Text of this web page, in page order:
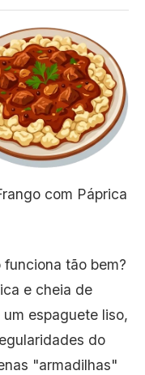
com Páprica
tão bem?
e cheia de
espaguete liso,
do
"armadilhas"